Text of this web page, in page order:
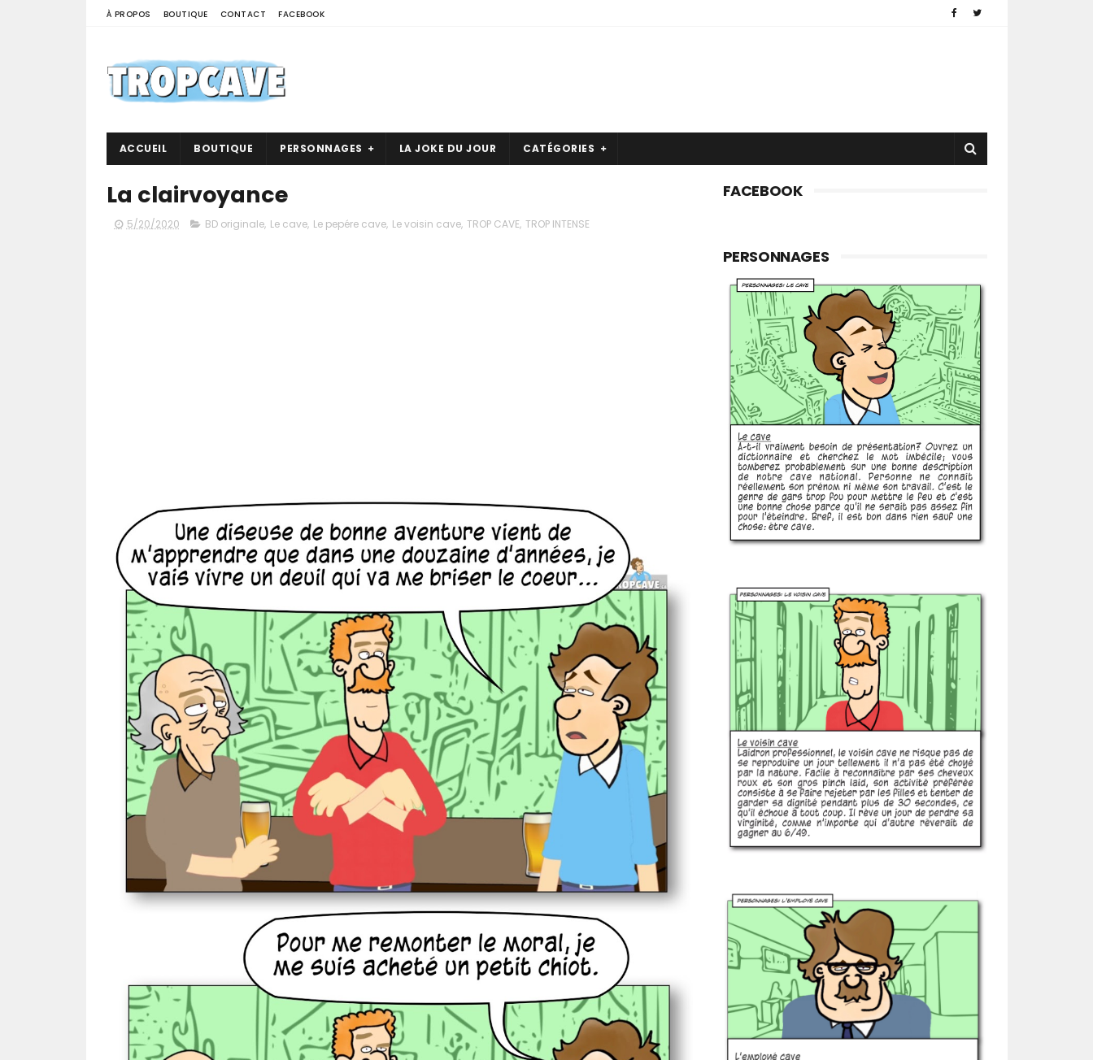
À PROPOS BOUTIQUE CONTACT FACEBOOK
ACCUEIL BOUTIQUE PERSONNAGES LA JOKE DU JOUR CATÉGORIES
La clairvoyance
5/20/2020 BD originale, Le cave, Le pepére cave, Le voisin cave, TROP CAVE, TROP INTENSE
FACEBOOK
PERSONNAGES